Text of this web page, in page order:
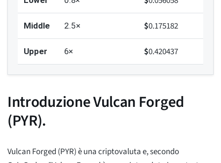
Middle 2.5× $0.175182
Upper 6× $0.420437
Introduzione Vulcan Forged
(PYR).
Vulcan Forged (PYR) è una criptovaluta e, secondo